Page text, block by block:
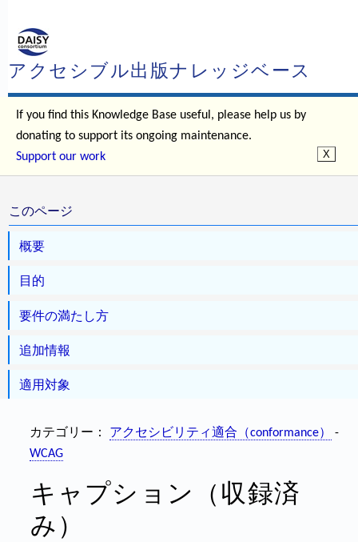
アクセシブル出版ナレッジベース
If you find this Knowledge Base useful, please help us by
donating to support its ongoing maintenance.
Support our work
このページ
概要
目的
要件の満たし方
追加情報
適用対象
カテゴリー： アクセシビリティ適合（conformance）
-
WCAG
キャプション（収録済
み）